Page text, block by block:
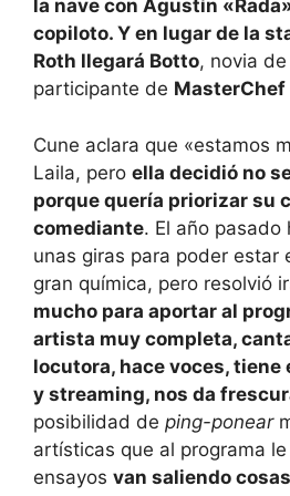
la nave con Agustín
copiloto. Y en lugar de la
Roth llegará Botto, novia de
participante de
Cune aclara que «estamos
Laila, pero ella decidió no
porque quería priorizar su
comediante. El año
unas giras para poder estar
gran química, pero resolvió
mucho para aportar al
artista muy completa,
locutora, hace voces, tiene
y streaming, nos da
posibilidad de ping-ponear
artísticas que al programa
ensayos van saliendo